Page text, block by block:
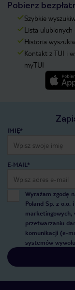
Pobierz
Szybkie
Lista ulubionych
Historia
Kontakt z TUI i
myTUI
IMIĘ*
E-MAIL*
Wyrażam zgodę
Poland Sp. z o.o.
marketingowych,
przetwarzaniu
komunikacji (e-
systemów